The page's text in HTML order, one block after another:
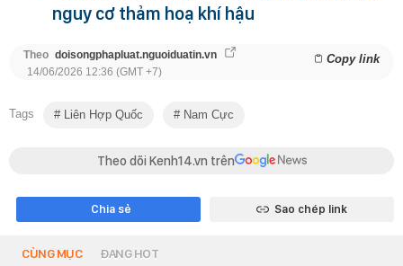
nguy cơ thảm hoạ khí hậu
Theo doisongphapluat.nguoiduatin.vn Copy link
14/06/2026 12:36 (GMT +7)
Tags Liên Hợp Quốc Nam Cực
Theo dõi Kenh14.vn trên
Chia sẻ Sao chép link
CÙNG MỤC ĐANG HOT